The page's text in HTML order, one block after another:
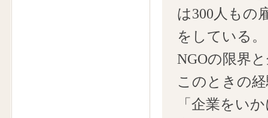
は300人もの
をしている。
NGOの限界
このときの
「企業をい